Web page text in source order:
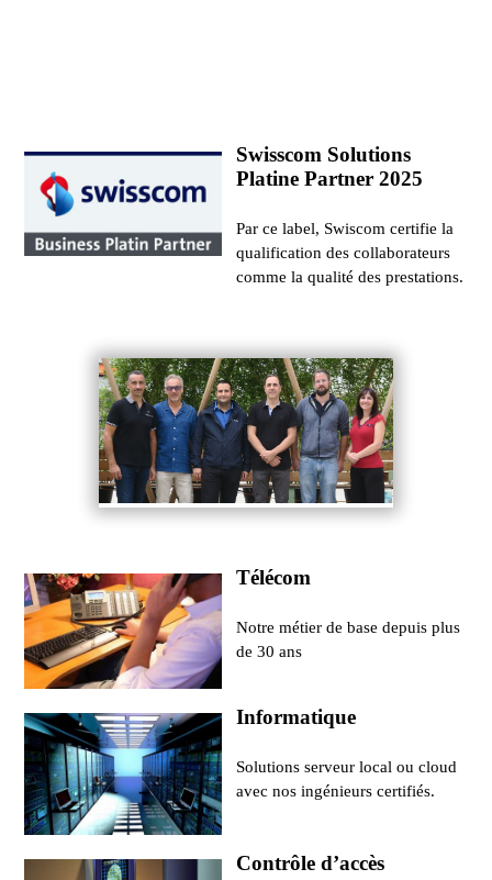
Swisscom Solutions
Platine Partner 2025
Par ce label, Swiscom certifie la
qualification des collaborateurs
comme la qualité des prestations.
Télécom
Notre métier de base depuis plus
de 30 ans
Informatique
Solutions serveur local ou cloud
avec nos ingénieurs certifiés.
Contrôle d’accès